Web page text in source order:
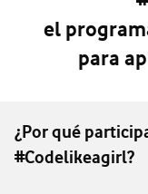
el
para
¿Por qué
#Codelikeagirl?